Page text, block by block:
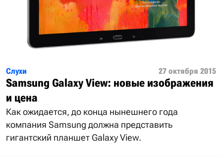
Слухи 27 октября 2015
Samsung Galaxy View: новые изображения
и цена
Как ожидается, до конца нынешнего года
компания Samsung должна представить
гигантский планшет Galaxy View.